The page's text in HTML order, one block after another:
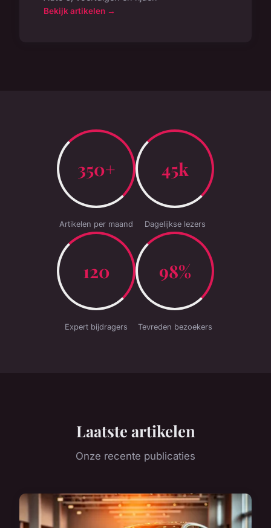
Bekijk artikelen →
350+
Artikelen per maand
45k
Dagelijkse lezers
120
Expert bijdragers
98%
Tevreden bezoekers
Laatste artikelen
Onze recente publicaties